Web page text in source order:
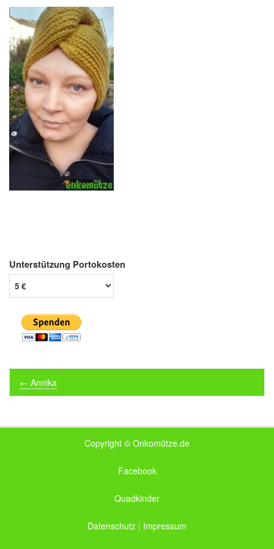
Unterstützung Portokosten
Post navigation
← Annika
Copyright © Onkomütze.de
Facebook
Quadkinder
Datenschutz | Impressum